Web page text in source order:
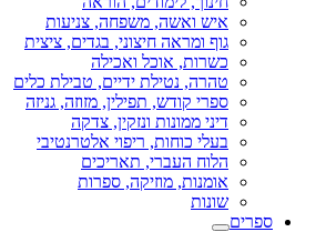
איש ואשה, משפחה, צניעות
גוף ומראה חיצוני, בגדים, ציצית
כשרות, אוכל ואכילה
טהרה, נטילת ידיים, טבילת כלים
ספרי קודש, תפילין, מזוזה, גניזה
דיני ממונות ונזקין, צדקה
בעלי כוחות, ריפוי אלטרנטיבי
הלוח העברי, תאריכים
אומנות, מוזיקה, ספרות
שונות
ספרים